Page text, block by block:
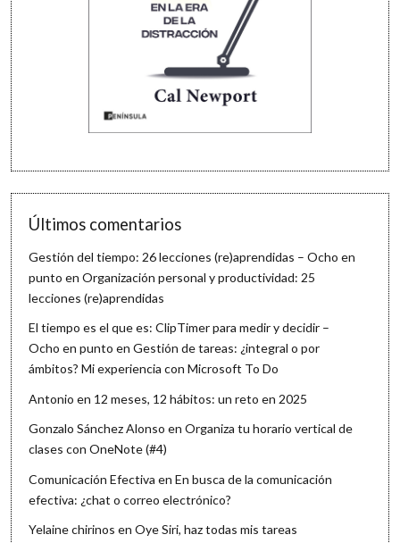
Últimos comentarios
Gestión del tiempo: 26 lecciones (re)aprendidas – Ocho en
punto enOrganización personal y productividad: 25
lecciones (re)aprendidas
El tiempo es el que es: ClipTimer para medir y decidir –
Ocho en punto enGestión de tareas: ¿integral o por
ámbitos? Mi experiencia con Microsoft To Do
Antonio en 12 meses, 12 hábitos: un reto en 2025
Gonzalo Sánchez Alonso enOrganiza tu horario vertical de
clases con OneNote (#4)
Comunicación Efectiva enEn busca de la comunicación
efectiva: ¿chat o correo electrónico?
Yelaine chirinos enOye Siri, haz todas mis tareas